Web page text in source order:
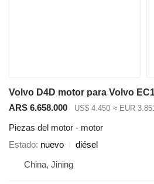
Volvo D4D motor para Volvo
ARS 6.658.000
US$ 4.450 ≈ EUR
Piezas del motor - motor
Estado nuevo
diésel
China, Jining